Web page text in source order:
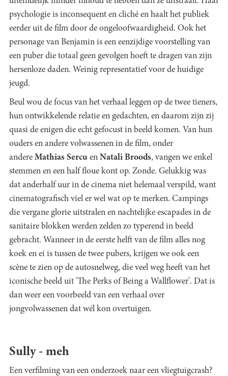
psychologie is inconsequent en cliché en haalt het publiek
eerder uit de film door de ongeloofwaardigheid. Ook het
personage van Benjamin is een eenzijdige voorstelling van
een puber die totaal geen gevolgen hoeft te dragen van zijn
hersenloze daden. Weinig representatief voor de huidige
jeugd.
Beul wou de focus van het verhaal leggen op de twee tieners,
hun ontwikkelende relatie en gedachten, en daarom zijn zij
quasi de enigen die echt gefocust in beeld komen. Van hun
ouders en andere volwassenen in de film, onder
andere Mathias Sercu en Natali Broods, vangen we enkel
stemmen en een half floue kont op. Zonde. Gelukkig was
dat anderhalf uur in de cinema niet helemaal verspild, want
cinematografisch viel er wel wat op te merken. Campings
die vergane glorie uitstralen en nachtelijke escapades in de
sanitaire blokken werden zelden zo typerend in beeld
gebracht. Wanneer in de eerste helft van de film alles nog
koek en ei is tussen de twee pubers, krijgen we ook een
scène te zien op de autosnelweg, die veel weg heeft van het
iconische beeld uit 'The Perks of Being a Wallflower'. Dat is
dan weer een voorbeeld van een verhaal over
jongvolwassenen dat wél kon overtuigen.
Sully - meh
Een verfilming van een onderzoek naar een vliegtuigcrash?